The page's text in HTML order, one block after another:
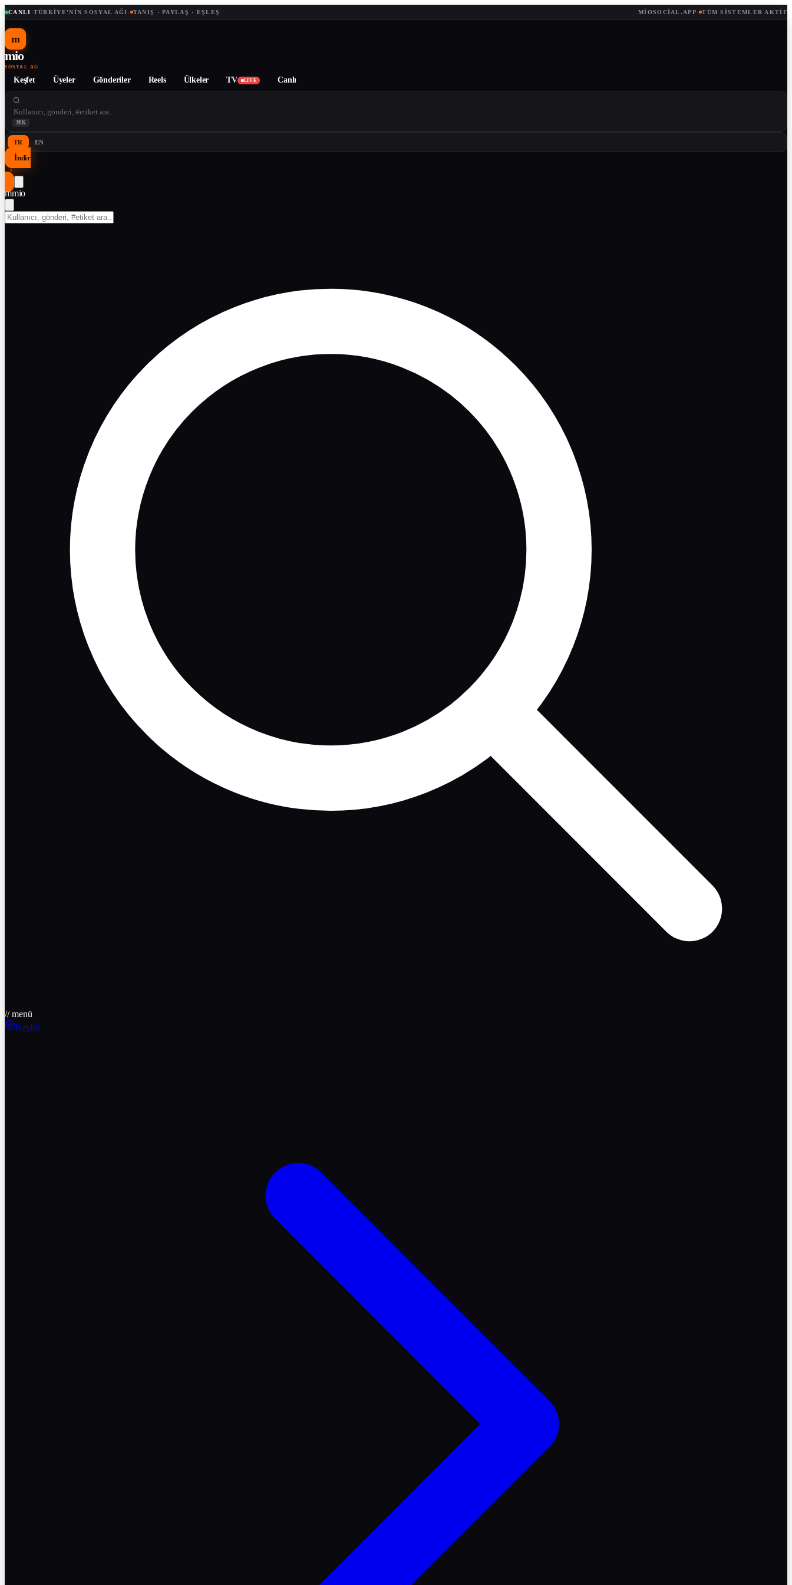
CANLI ·TÜRKIYE'NIN SOSYAL AĞI· TANIŞ · PAYLAŞ · EŞLEŞ MIOSOCIAL.APP· TÜM SISTEMLER AKTIF
m
mio
SOSYAL AĞ
Keşfet Üyeler Gönderiler Reels Ülkeler TV LIVE Canlı
⌘K
TR EN
İndir
↓
mmio
// menü
Keşfet